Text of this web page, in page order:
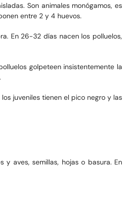
Son animales monógamos, es
entre 2 y 4 huevos.
En 26-32 días nacen los polluelos,
golpeteen insistentemente la
juveniles tienen el pico negro y las
aves, semillas, hojas o basura. En